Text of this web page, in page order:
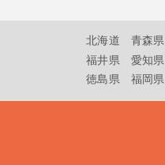
北海道 青森県
福井県
愛知県
徳島県
福岡県